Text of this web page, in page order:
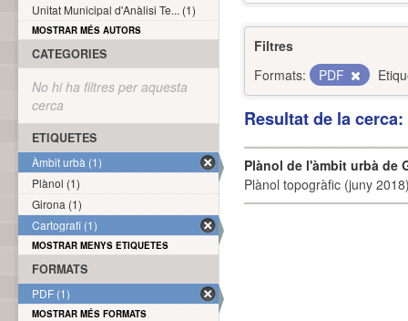
Filtres
Formats:
PDF
Resultat de la
Plànol de l'àmbit urbà de
Plànol topogràfic (juny
Unitat Municipal d'Anàlisi Te... (1)
MOSTRAR MÉS AUTORS
CATEGORIES
No hi ha filtres per aquesta
cerca
ETIQUETES
Àmbit urbà (1)
Plànol (1)
Girona (1)
Cartografi (1)
MOSTRAR MENYS ETIQUETES
FORMATS
PDF (1)
MOSTRAR MÉS FORMATS